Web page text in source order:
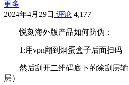
更多
2024年4月29日 评论 4,177
悦刻海外版产品如何防伪：
1:用vpn翻到烟蛋盒子后面扫码
然后刮开二维码底下的涂刮层
层）